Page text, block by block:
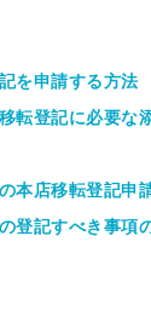
を申請する方法
転登記に必要な
本店移転登記申
登記すべき事項